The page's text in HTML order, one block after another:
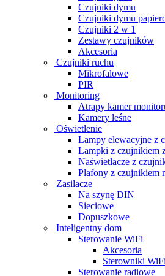
Czujniki dymu
Czujniki dymu
Czujniki 2 w 1
Zestawy czujników
Akcesoria
Czujniki ruchu
Mikrofalowe
PIR
Monitoring
Atrapy kamer
Kamery leśne
Oświetlenie
Lampy elewacyjne z
Lampki z czujnikiem
Naświetlacze z
Plafony z czujnikiem
Zasilacze
Na szynę DIN
Sieciowe
Dopuszkowe
Inteligentny dom
Sterowanie WiFi
Akcesoria
Sterowniki WiFi
Sterowanie radiowe